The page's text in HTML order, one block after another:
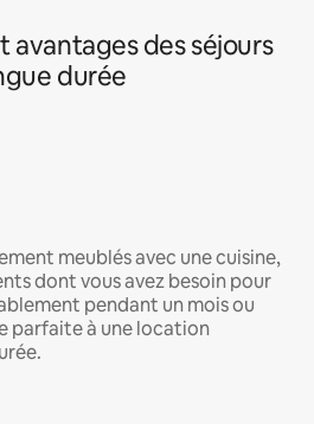
avantages des séjours
durée
meublés avec une cuisine,
dont vous avez besoin pour
pendant un mois ou
parfaite à une location